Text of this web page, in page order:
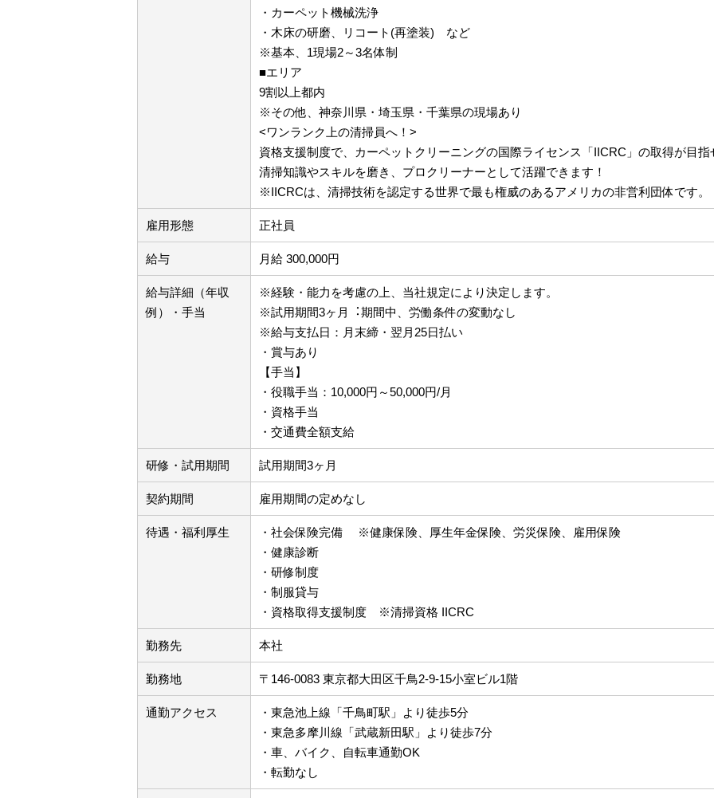
・カーペット機械洗浄
・木床の研磨、リコート(再塗装) など
※基本、1現場2～3名体制
■エリア
9割以上都内
※その他、神奈川県・埼玉県・千葉県の現場あり
<ワンランク上の清掃員へ！>
資格支援制度で、カーペットクリーニングの国際ライセンス「IICRC」の取得が目指
清掃知識やスキルを磨き、プロクリーナーとして活躍できます！
※IICRCは、清掃技術を認定する世界で最も権威のあるアメリカの非営利団体です。
雇用形態 正社員
給与 月給 300,000円
給与詳細（年収
例）・手当
※経験・能力を考慮の上、当社規定により決定します。
※試用期間3ヶ月︓期間中、労働条件の変動なし
※給与支払日：月末締・翌月25日払い
・賞与あり
【手当】
・役職手当：10,000円～50,000円/月
・資格手当
・交通費全額支給
研修・試用期間 試用期間3ヶ月
契約期間 雇用期間の定めなし
待遇・福利厚生
・社会保険完備 ※健康保険、厚生年金保険、労災保険、雇用保険
・健康診断
・研修制度
・制服貸与
・資格取得支援制度 ※清掃資格 IICRC
勤務先 本社
勤務地 〒146-0083 東京都大田区千鳥2-9-15小室ビル1階
通勤アクセス
・東急池上線「千鳥町駅」より徒歩5分
・東急多摩川線「武蔵新田駅」より徒歩7分
・車、バイク、自転車通勤OK
・転勤なし